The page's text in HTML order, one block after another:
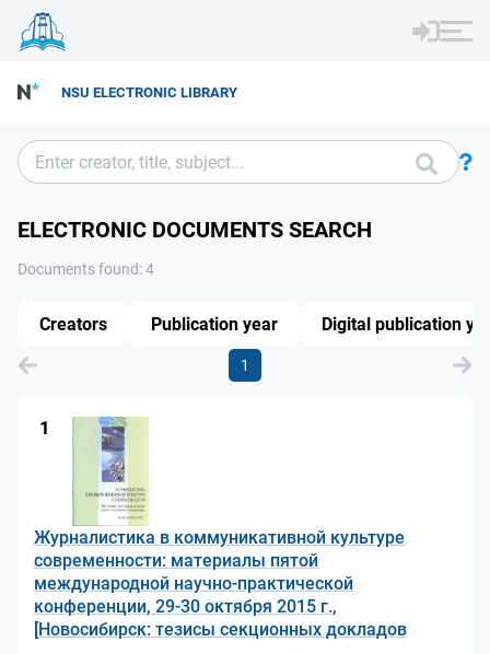
NSU ELECTRONIC LIBRARY
ELECTRONIC DOCUMENTS SEARCH
Documents found: 4
1
1
Журналистика в коммуникативной культуре
современности: материалы пятой
международной научно-практической
конференции, 29-30 октября 2015 г.,
[Новосибирск: тезисы секционных докладов
Creators Publication year Digital publication